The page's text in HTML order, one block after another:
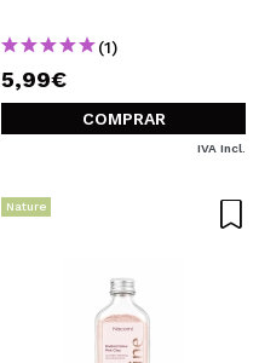
(1)
5,99€
COMPRAR
IVA Incl.
Nature